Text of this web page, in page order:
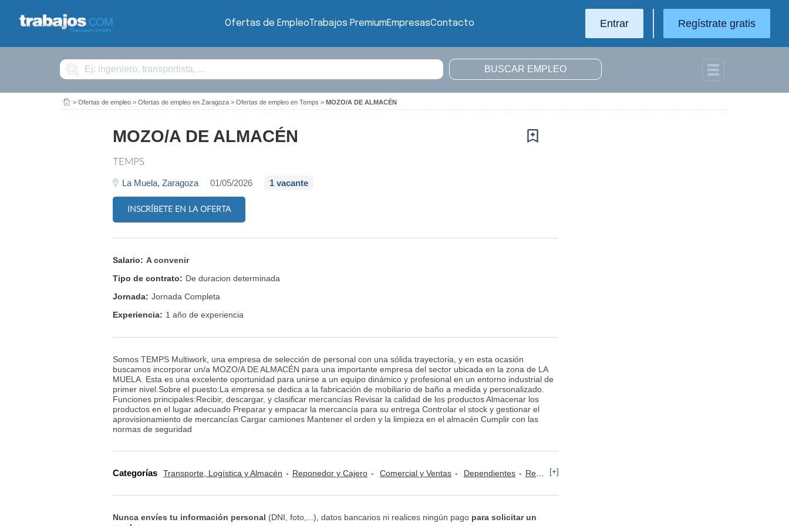
Ofertas de EmpleoTrabajos PremiumEmpresasContacto Entrar Regístrate gratis
Buscar
> Ofertas de empleo > Ofertas de empleo en Zaragoza > Ofertas de empleo en Temps > MOZO/A DE ALMACÉN
MOZO/A DE ALMACÉN
TEMPS
La Muela, Zaragoza 01/05/2026 1 vacante
INSCRÍBETE EN LA OFERTA
Salario: A convenir
Tipo de contrato: De duracion determinada
Jornada: Jornada Completa
Experiencia: 1 año de experiencia
Somos TEMPS Multiwork, una empresa de selección de personal con una sólida trayectoria, y en esta ocasión
buscamos incorporar un/a MOZO/A DE ALMACÉN para una importante empresa del sector ubicada en la zona de LA
MUELA. Esta es una excelente oportunidad para unirse a un equipo dinámico y profesional en un entorno industrial de
primer nivel.Sobre el puesto:La empresa se dedica a la fabricación de mobiliario de baño a medida y personalizado.
Funciones principales:Recibir, descargar, y clasificar mercancías Revisar la calidad de los productos Almacenar los
productos en el lugar adecuado Preparar y empacar la mercancía para su entrega Controlar el stock y gestionar el
aprovisionamiento de mercancías Cargar camiones Mantener el orden y la limpieza en el almacén Cumplir con las
normas de seguridad
Categorías Transporte, Logística y Almacén Reponedor y Cajero Comercial y Ventas Dependientes Recursos Humanos: ETT [+]
Nunca envíes tu información personal (DNI, foto,...), datos bancarios ni realices ningún pago para solicitar un